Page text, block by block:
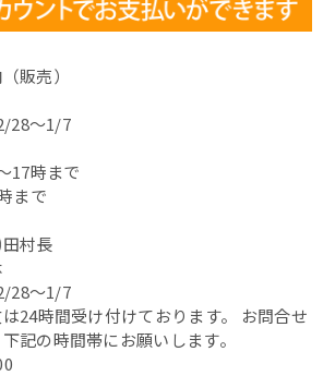
販売）
28～1/7
17時まで
まで
村長
28～1/7
24時間受け付けております。 お問合せ
記の時間帯にお願いします。